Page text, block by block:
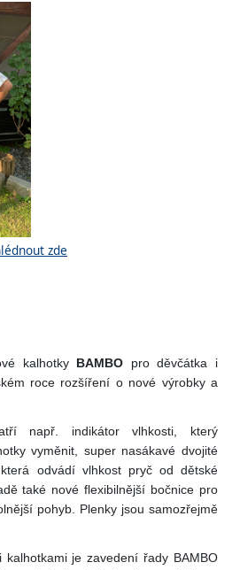
zde
kalhotky BAMBO pro děvčátka i
roce rozšíření o nové výrobky a
např. indikátor vlhkosti, který
vyměnit, super nasákavé dvojité
odvádí vlhkost pryč od dětské
také nové flexibilnější bočnice pro
pohyb. Plenky jsou samozřejmě
kalhotkami je zavedení řady BAMBO